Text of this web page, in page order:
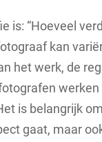
is: “Hoeveel
kan
het werk, de
is belangrijk
gaat, maar